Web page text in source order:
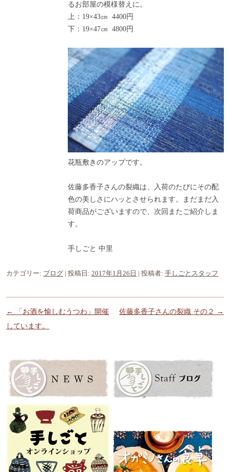
るお部屋の模様替えに。
上：19×43㎝ 4400円
下：19×47㎝ 4800円
花瓶敷きのアップです。
佐藤多香子さんの裂織は、入荷のたびにその配
色の美しさにハッとさせられます。まだまだ入
荷商品がございますので、次回またご紹介しま
す。
手しごと 中里
カテゴリー: ブログ | 投稿日: 2017年1月26日 | 投稿者: 手しごとスタッフ
投稿ナビゲーション
←
「お酒を愉しむうつわ」開催
しています。
佐藤多香子さんの裂織 その２ →